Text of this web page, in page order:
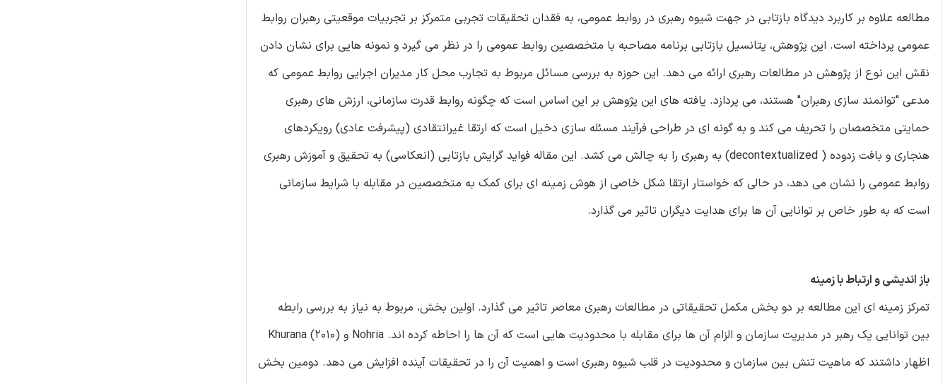
مطالعه علاوه بر کاربرد دیدگاه بازتابی در جهت شیوه رهبری در روابط عمومی، به فقدان تحقیقات تجربی متمرکز بر تجربیات موقعیتی رهبران روابط
عمومی پرداخته است. این پژوهش، پتانسیل بازتابی برنامه مصاحبه با متخصصین روابط عمومی را در نظر می گیرد و نمونه هایی برای نشان دادن
نقش این نوع از پژوهش در مطالعات رهبری ارائه می دهد. این حوزه به بررسی مسائل مربوط به تجارب محل کار مدیران اجرایی روابط عمومی که
مدعی "توانمند سازی رهبران" هستند، می پردازد. یافته های این پژوهش بر این اساس است که چگونه روابط قدرت سازمانی، ارزش های رهبری
حمایتی متخصصان را تحریف می کند و به گونه ای در طراحی فرآیند مسئله سازی دخیل است که ارتقا غیرانتقادی (پیشرفت عادی) رویکردهای
هنجاری و بافت زدوده ( decontextualized) به رهبری را به چالش می کشد. این مقاله فواید گرایش بازتابی (انعکاسی) به تحقیق و آموزش رهبری
روابط عمومی را نشان می دهد، در حالی که خواستار ارتقا شکل خاصی از هوش زمینه ای برای کمک به متخصصین در مقابله با شرایط سازمانی
است که به طور خاص بر توانایی آن ها برای هدایت دیگران تاثیر می گذارد.
باز اندیشی و ارتباط با زمینه
تمرکز زمینه ای این مطالعه بر دو بخش مکمل تحقیقاتی در مطالعات رهبری معاصر تاثیر می گذارد. اولین بخش، مربوط به نیاز به بررسی رابطه
بین توانایی یک رهبر در مدیریت سازمان و الزام آن ها برای مقابله با محدودیت هایی است که آن ها را احاطه کرده اند. Nohria و Khurana (2010)
اظهار داشتند که ماهیت تنش بین سازمان و محدودیت در قلب شیوه رهبری است و اهمیت آن را در تحقیقات آینده افزایش می دهد. دومین بخش